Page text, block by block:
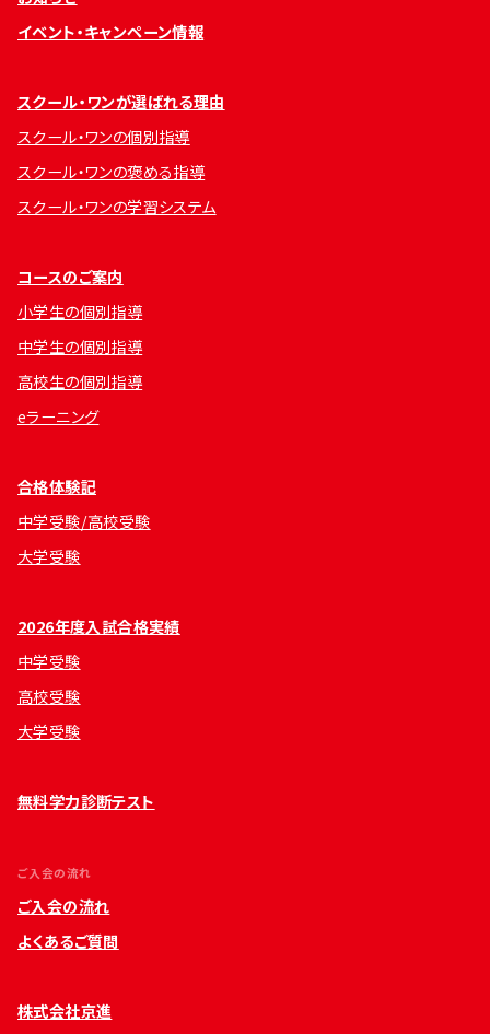
イベント・キャンペーン情報
スクール・ワンが選ばれる理由
スクール・ワンの個別指導
スクール・ワンの褒める指導
スクール・ワンの学習システム
コースのご案内
小学生の個別指導
中学生の個別指導
高校生の個別指導
eラーニング
合格体験記
中学受験/高校受験
大学受験
2026年度入試合格実績
中学受験
高校受験
大学受験
無料学力診断テスト
ご入会の流れ
ご入会の流れ
よくあるご質問
株式会社京進